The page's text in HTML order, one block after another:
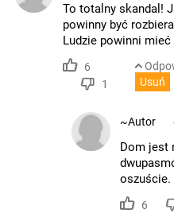
To totalny skandal!
powinny być
Ludzie powinni
6
1
Usuń
~Autor
Dom jest
oszuście.
6